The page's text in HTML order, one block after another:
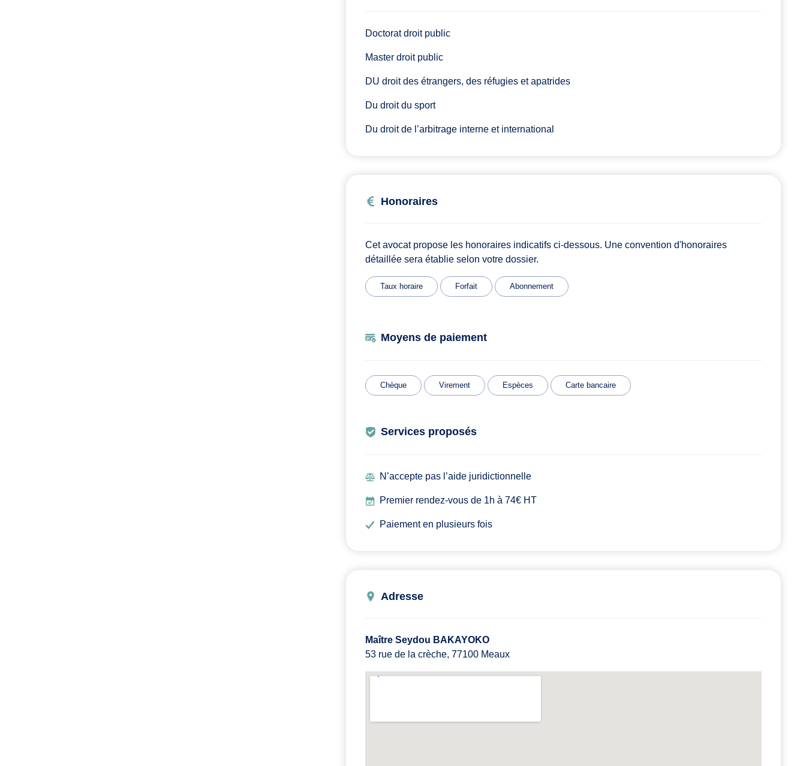
Doctorat droit public
Master droit public
DU droit des étrangers, des réfugies et apatrides
Du droit du sport
Du droit de l’arbitrage interne et international
Honoraires
Cet avocat propose les honoraires indicatifs ci-dessous. Une convention d'honoraires
détaillée sera établie selon votre dossier.
Taux horaire Forfait Abonnement
Moyens de paiement
Chèque Virement Espèces Carte bancaire
Services proposés
N’accepte pas l’aide juridictionnelle
Premier rendez-vous de 1h à 74€ HT
Paiement en plusieurs fois
Adresse
Maître Seydou BAKAYOKO
53 rue de la crèche, 77100 Meaux